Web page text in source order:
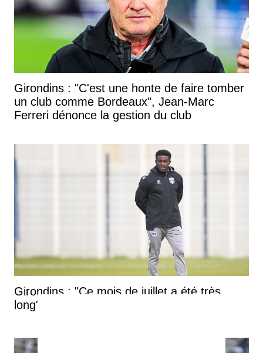
Girondins : "C'est une honte de faire tomber
un club comme Bordeaux", Jean-Marc
Ferreri dénonce la gestion du club
Girondins : "Ce mois de juillet a été très
long", confie Rio Mavuba